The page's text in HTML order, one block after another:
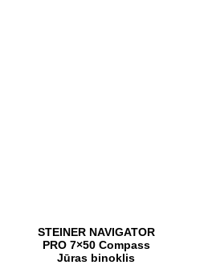
STEINER NAVIGATOR
PRO 7×50 Compass
Jūras binoklis